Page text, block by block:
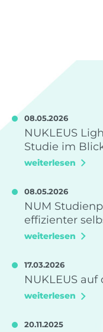
08.05.2026
NUKLEUS
Studie im
weiterlesen
08.05.2026
NUM
effizienter
weiterlesen
17.03.2026
NUKLEUS
weiterlesen
20.11.2025